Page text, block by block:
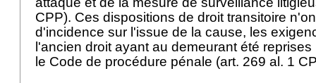
CPP). Ces dispositions de droit transitoire
d'incidence sur l'issue de la cause, les
l'ancien droit ayant au demeurant été
le Code de procédure pénale (art. 269 al. 1